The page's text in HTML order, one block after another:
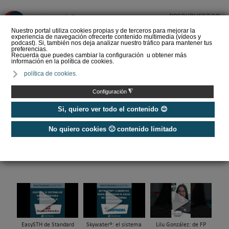
Nuestro portal utiliza cookies propias y de terceros para mejorar la
experiencia de navegación ofrecerte contenido multimedia (vídeos y
podcast). Si, también nos deja analizar nuestro tráfico para mantener tus
preferencias.
Recuerda que puedes cambiar la configuración u obtener más
información en la política de cookies.
política de cookies.
Configuración ◮
Si, quiero ver todo el contenido 😊
No quiero cookies 🙁 contenido limitado
PRESUPUESTOS
del Amperio (Episodio 3)
Etiquetas / haier
EasySTH de Standard
Skywater®: el sistema
Lilu González: de FP